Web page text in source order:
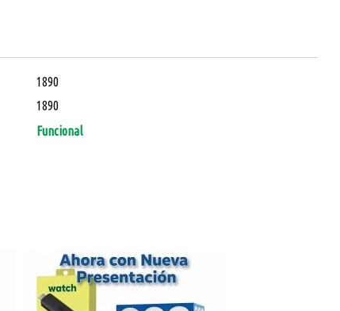
1890
1890
Funcional